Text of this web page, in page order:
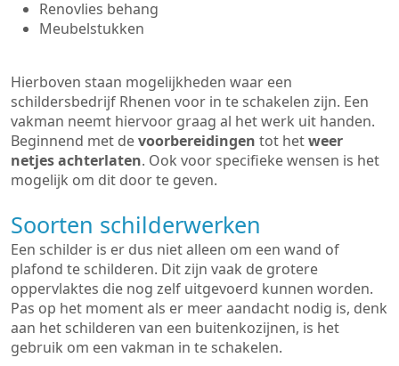
Renovlies behang
Meubelstukken
Hierboven staan mogelijkheden waar een
schildersbedrijf Rhenen voor in te schakelen zijn. Een
vakman neemt hiervoor graag al het werk uit handen.
Beginnend met devoorbereidingen tot hetweer
netjes achterlaten. Ook voor specifieke wensen is het
mogelijk om dit door te geven.
Soorten schilderwerken
Een schilder is er dus niet alleen om een wand of
plafond te schilderen. Dit zijn vaak de grotere
oppervlaktes die nog zelf uitgevoerd kunnen worden.
Pas op het moment als er meer aandacht nodig is, denk
aan het schilderen van een buitenkozijnen, is het
gebruik om een vakman in te schakelen.